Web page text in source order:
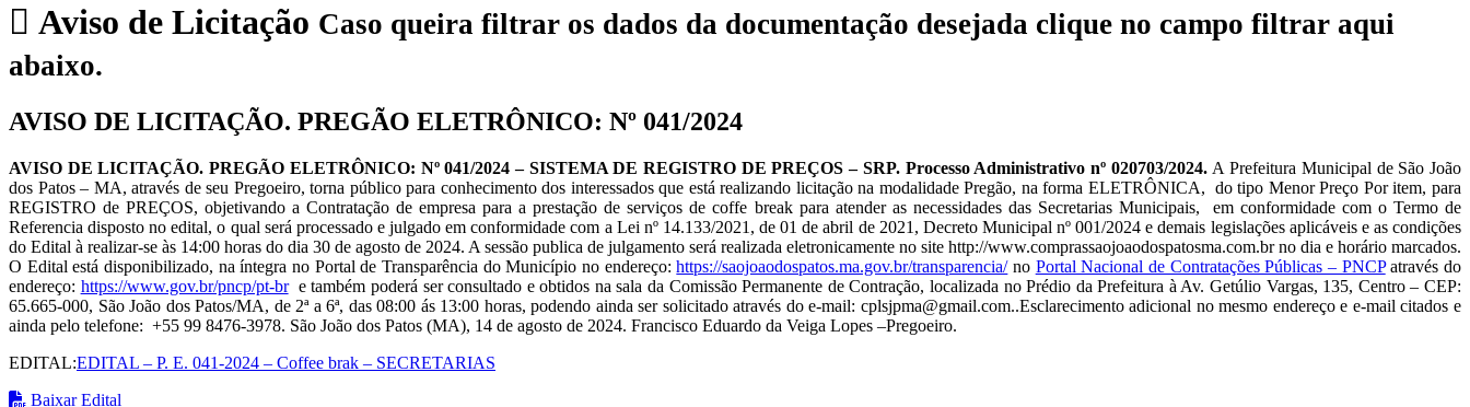
Aviso de Licitação Caso queira filtrar os dados da documentação desejada clique no campo filtrar aqui
abaixo.
AVISO DE LICITAÇÃO. PREGÃO ELETRÔNICO: Nº 041/2024
AVISO DE LICITAÇÃO. PREGÃO ELETRÔNICO: Nº 041/2024 – SISTEMA DE REGISTRO DE PREÇOS – SRP. Processo Administrativo nº 020703/2024. A Prefeitura Municipal de São João
dos Patos – MA, através de seu Pregoeiro, torna público para conhecimento dos interessados que está realizando licitação na modalidade Pregão, na forma ELETRÔNICA, do tipo Menor Preço Por item, para
REGISTRO de PREÇOS, objetivando a Contratação de empresa para a prestação de serviços de coffe break para atender as necessidades das Secretarias Municipais, em conformidade com o Termo de
Referencia disposto no edital, o qual será processado e julgado em conformidade com a Lei nº 14.133/2021, de 01 de abril de 2021, Decreto Municipal nº 001/2024 e demais legislações aplicáveis e as condições
do Edital à realizar-se às 14:00 horas do dia 30 de agosto de 2024. A sessão publica de julgamento será realizada eletronicamente no site http://www.comprassaojoaodospatosma.com.br no dia e horário marcados.
O Edital está disponibilizado, na íntegra no Portal de Transparência do Município no endereço:https://saojoaodospatos.ma.gov.br/transparencia/no Portal Nacional de Contratações Públicas – PNCPatravés do
endereço: https://www.gov.br/pncp/pt-bre também poderá ser consultado e obtidos na sala da Comissão Permanente de Contração, localizada no Prédio da Prefeitura à Av. Getúlio Vargas, 135, Centro – CEP:
65.665-000, São João dos Patos/MA, de 2ª a 6ª, das 08:00 ás 13:00 horas, podendo ainda ser solicitado através do e-mail: cplsjpma@gmail.com..Esclarecimento adicional no mesmo endereço e e-mail citados e
ainda pelo telefone: +55 99 8476-3978. São João dos Patos (MA), 14 de agosto de 2024. Francisco Eduardo da Veiga Lopes –Pregoeiro.
EDITAL:EDITAL – P. E. 041-2024 – Coffee brak – SECRETARIAS
Baixar Edital